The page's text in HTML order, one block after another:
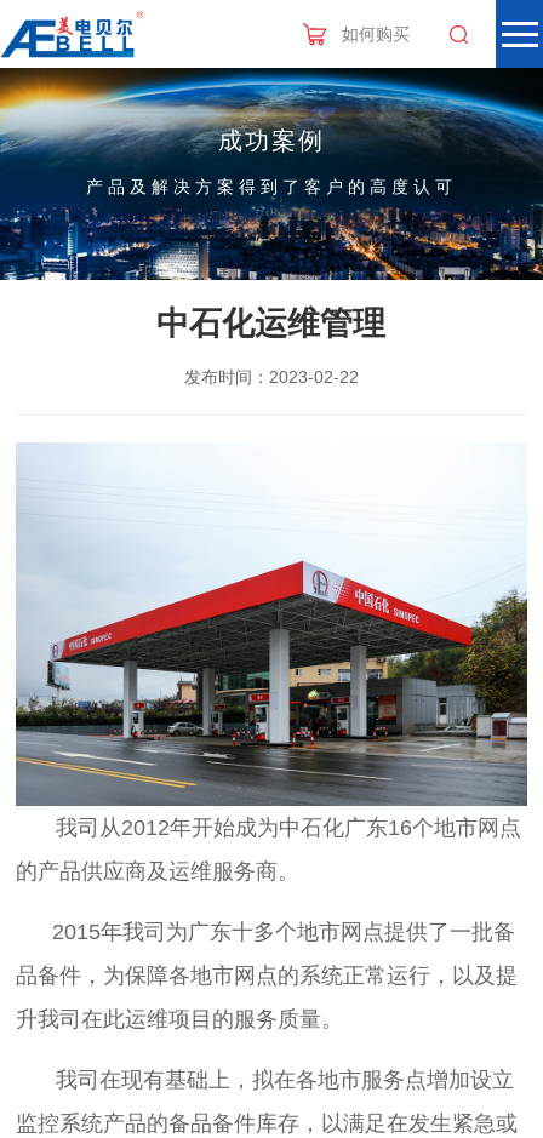
如何购买
成功案例
产品及解决方案得到了客户的高度认可
中石化运维管理
发布时间：2023-02-22
我司从2012年开始成为中石化广东16个地市网点
的产品供应商及运维服务商。
2015年我司为广东十多个地市网点提供了一批备
品备件，为保障各地市网点的系统正常运行，以及提
升我司在此运维项目的服务质量。
我司在现有基础上，拟在各地市服务点增加设立
监控系统产品的备品备件库存，以满足在发生紧急或